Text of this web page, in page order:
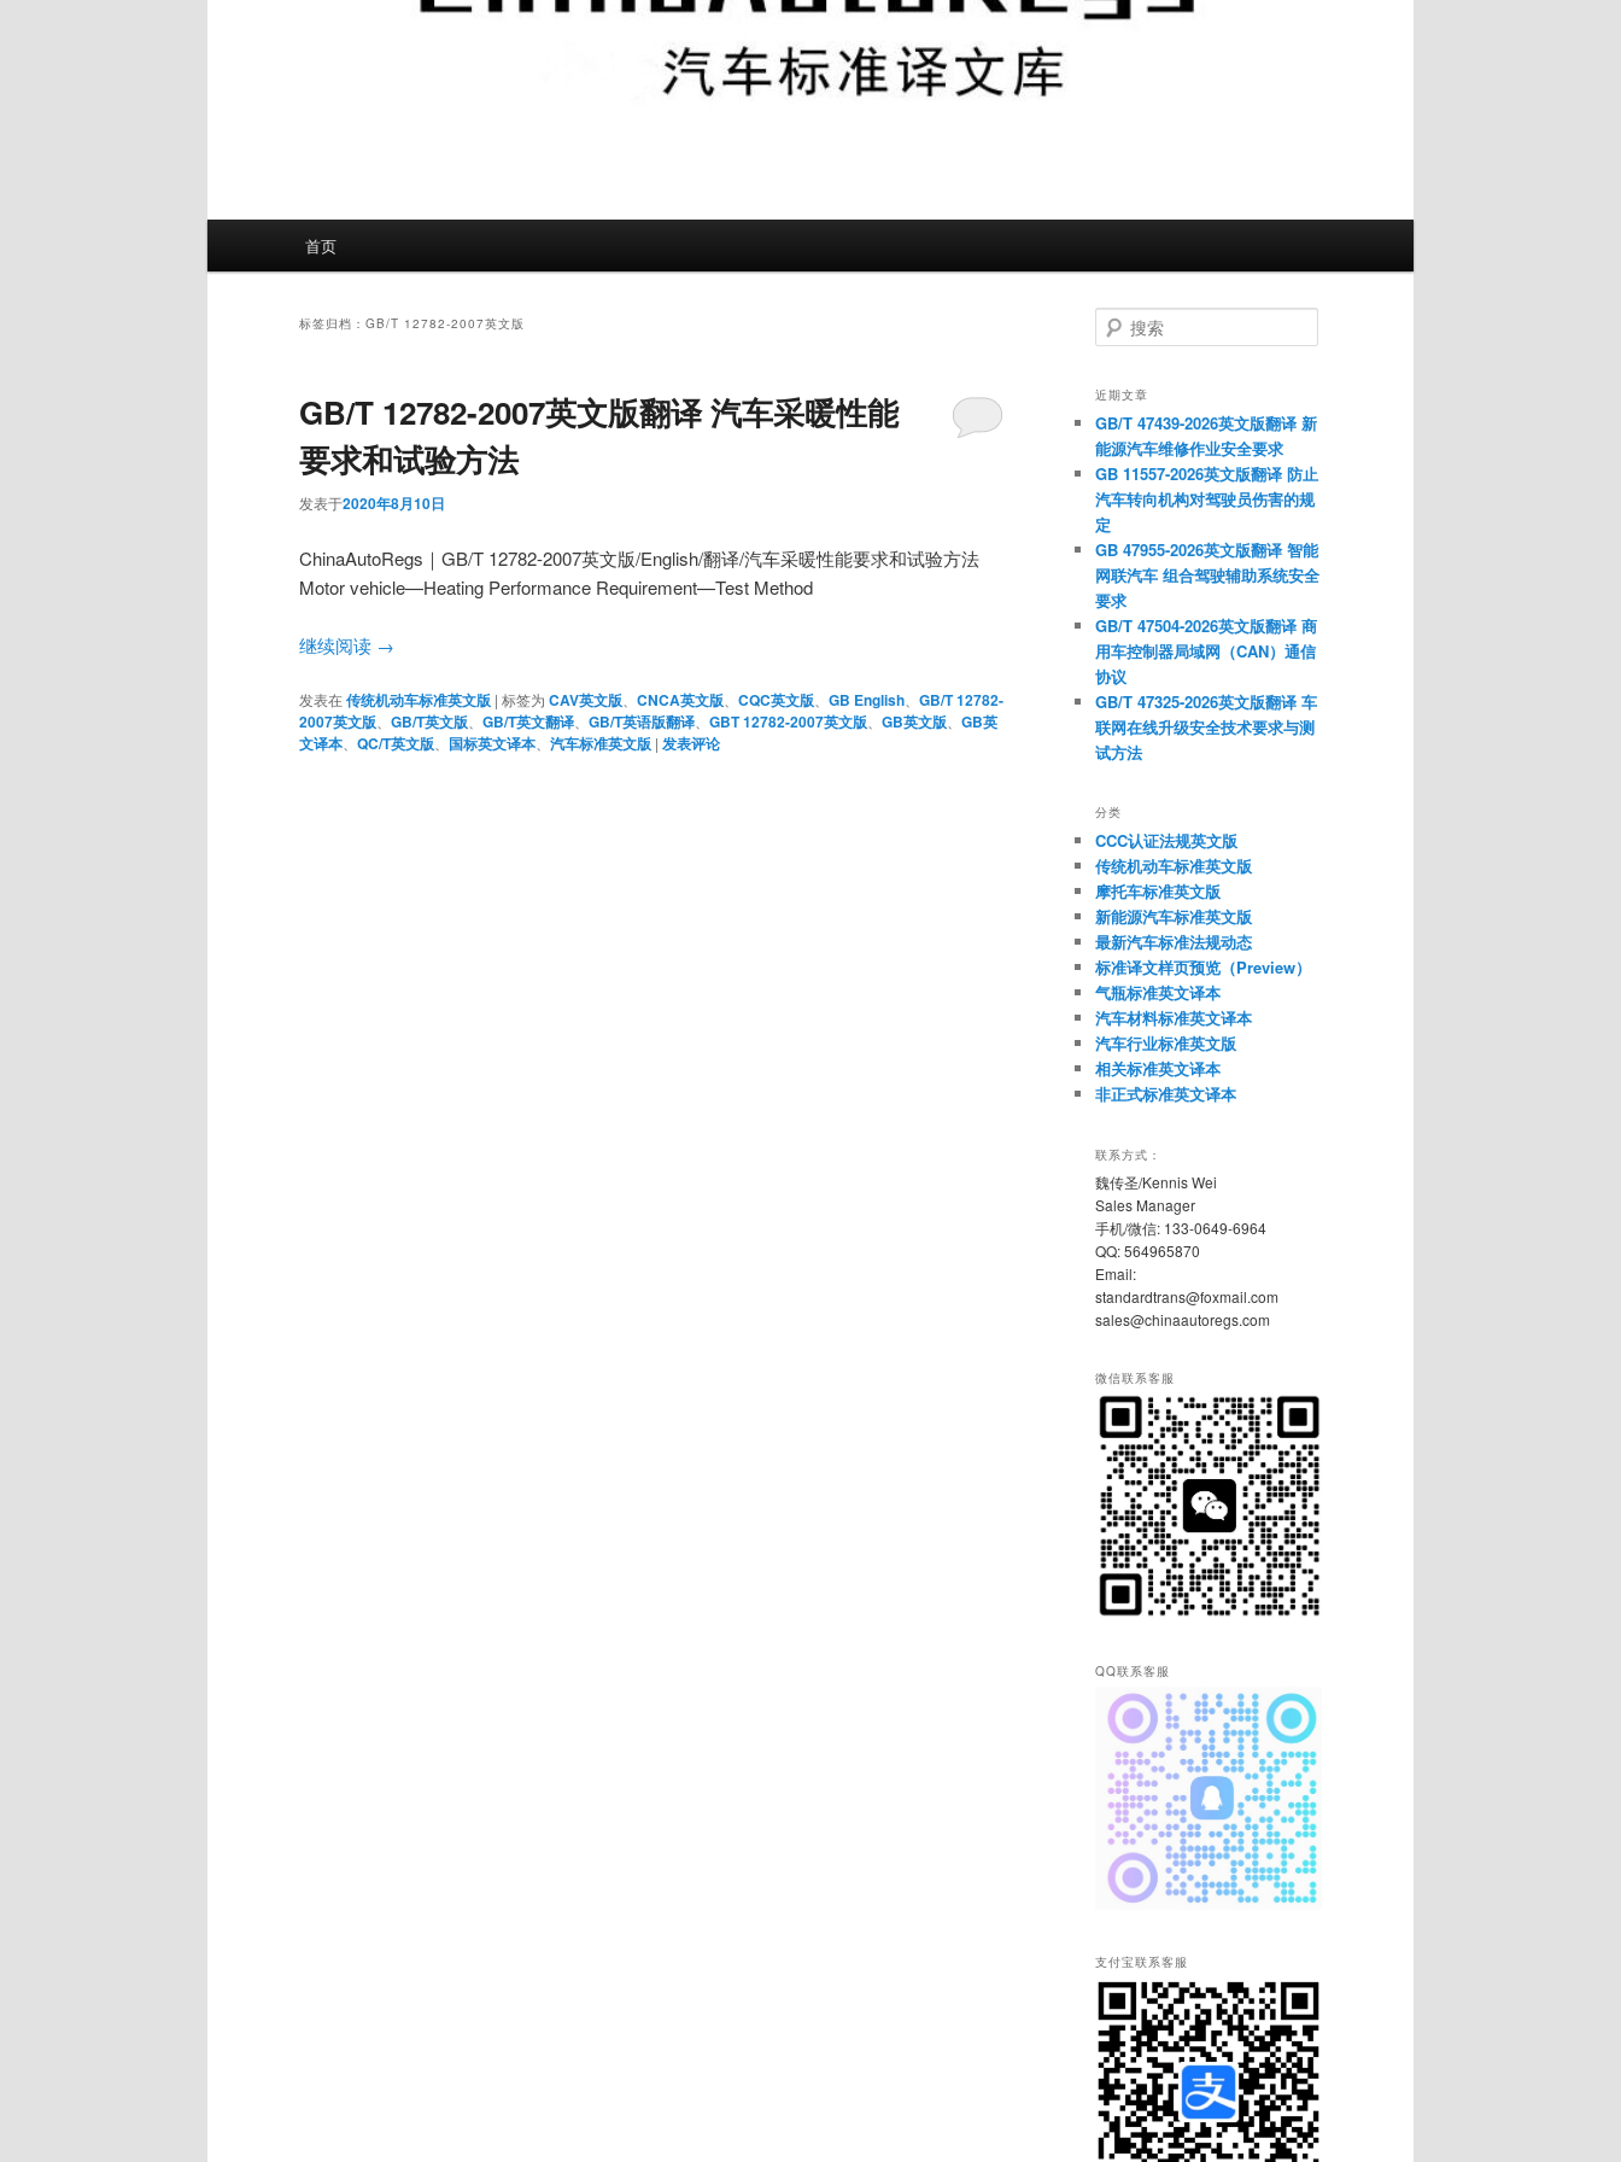
首页
标签归档： GB/T 12782-2007英文版
GB/T 12782-2007英文版翻译 汽车采暖性能
要求和试验方法
发表于2020年8月10日
ChinaAutoRegs｜GB/T 12782-2007英文版/English/翻译/汽车采暖性能要求和试验方法
Motor vehicle—Heating Performance Requirement—Test Method
继续阅读 →
发表在传统机动车标准英文版 | 标签为 CAV英文版 CNCA英文版 CQC英文版 GB English
GB/T 12782-
2007英文版
GB/T英文版 GB/T英文翻译 GB/T英语版翻译 GBT 12782-2007英文版 GB英文版
GB英
文译本
QC/T英文版 国标英文译本 汽车标准英文版 | 发表评论
搜
索
近期文章
GB/T 47439-2026英文版翻译 新
能源汽车维修作业安全要求
GB 11557-2026英文版翻译 防止
汽车转向机构对驾驶员伤害的规
定
GB 47955-2026英文版翻译 智能
网联汽车 组合驾驶辅助系统安全
要求
GB/T 47504-2026英文版翻译 商
用车控制器局域网（CAN）通信
协议
GB/T 47325-2026英文版翻译 车
联网在线升级安全技术要求与测
试方法
分类
CCC认证法规英文版
传统机动车标准英文版
摩托车标准英文版
新能源汽车标准英文版
最新汽车标准法规动态
标准译文样页预览（Preview）
气瓶标准英文译本
汽车材料标准英文译本
汽车行业标准英文版
相关标准英文译本
非正式标准英文译本
联系方式：
魏传圣/Kennis Wei
Sales Manager
手机/微信: 133-0649-6964
QQ: 564965870
Email:
standardtrans@foxmail.com
sales@chinaautoregs.com
微信联系客服
QQ联系客服
支付宝联系客服